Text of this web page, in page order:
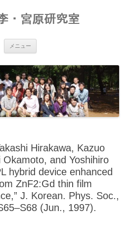
・宮原研究室
メニュー
Hirakawa, Kazuo
and Yoshihiro
hybrid device enhanced
ZnF2:Gd thin film
J. Korean. Phys. Soc.,
(Jun., 1997).